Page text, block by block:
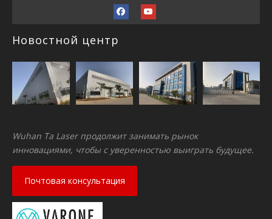
Новостной центр
Wuhan Ta Laser продолжит занимать рынок
инновациями, чтобы с уверенностью выиграть будущее.
Почтовая консультация